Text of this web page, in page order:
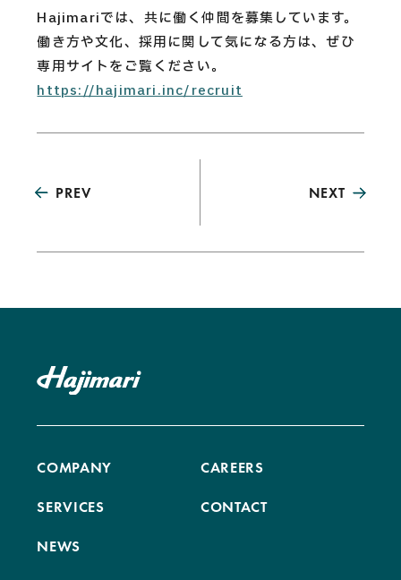
Hajimariでは、共に働く仲間を募集しています。
働き方や文化、採用に関して気になる方は、ぜひ
専用サイトをご覧ください。
https://hajimari.inc/recruit
PREV NEXT
COMPANY
SERVICES
NEWS
CAREERS
CONTACT